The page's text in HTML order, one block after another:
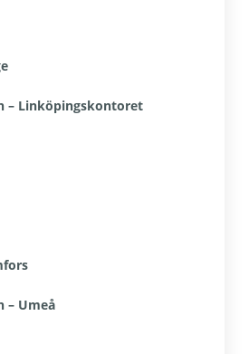
– Linköpingskontoret
– Umeå